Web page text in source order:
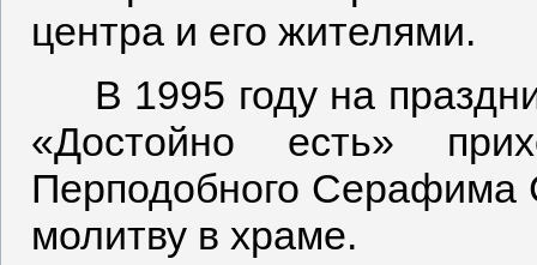
центра и его жителями.
В 1995 году на
«Достойно есть»
Перподобного Серафима
молитву в храме.